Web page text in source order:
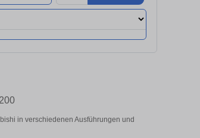
in verschiedenen Ausführungen und